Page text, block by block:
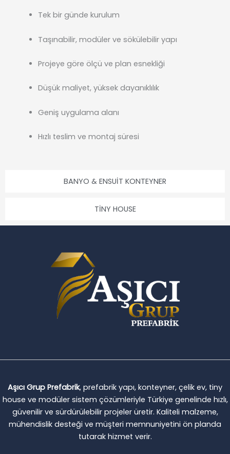
BANYO & ENSUIT KONTEYNER
TINY HOUSE
Tek bir günde kurulum
Taşınabilir, modüler ve sökülebilir yapı
Projeye göre ölçü ve plan esnekliği
Düşük maliyet, yüksek dayanıklılık
Geniş uygulama alanı
Hızlı teslim ve montaj süresi
Aşıcı Grup Prefabrik, prefabrik yapı, konteyner, çelik ev, tiny
house ve modüler sistem çözümleriyle Türkiye genelinde hızlı,
güvenilir ve sürdürülebilir projeler üretir. Kaliteli malzeme,
mühendislik desteği ve müşteri memnuniyetini ön planda
tutarak hizmet verir.